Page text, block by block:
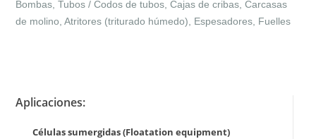
Bombas, Tubos / Codos de tubos, Cajas de cribas, Carcasas
de molino, Atritores (triturado húmedo), Espesadores, Fuelles
Aplicaciones:
Células sumergidas (Floatation equipment)